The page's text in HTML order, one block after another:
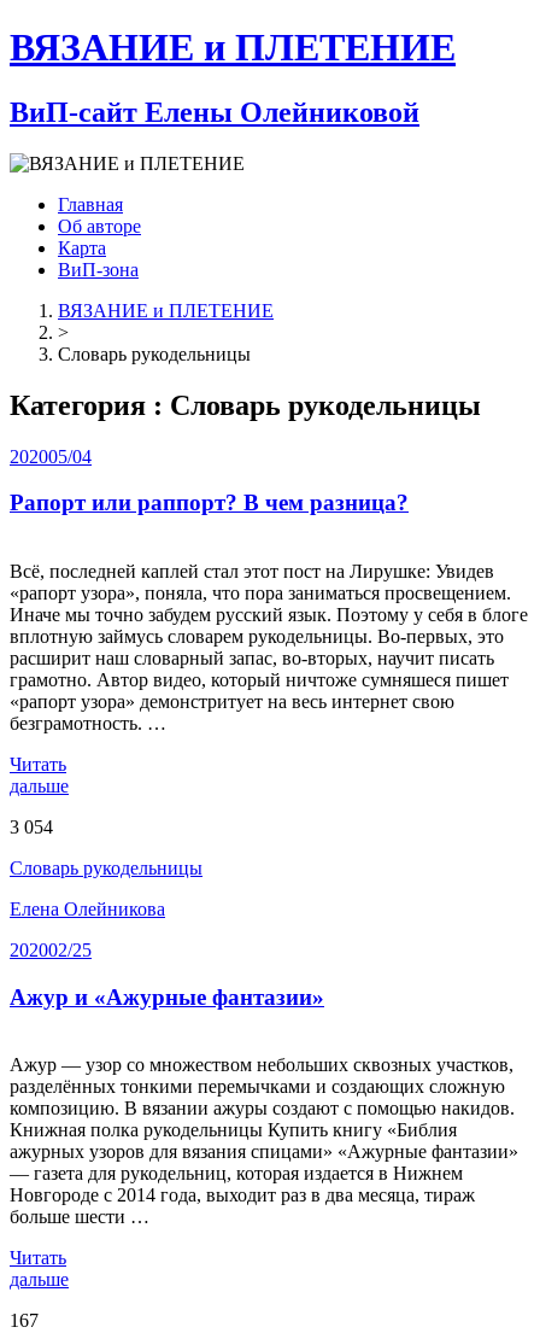
ВЯЗАНИЕ и ПЛЕТЕНИЕ
ВиП-сайт Елены Олейниковой
Главная
Об авторе
Карта
ВиП-зона
ВЯЗАНИЕ и ПЛЕТЕНИЕ
>
Словарь рукодельницы
Категория : Словарь рукодельницы
202005/04
Рапорт или раппорт? В чем разница?
Всё, последней каплей стал этот пост на Лирушке: Увидев
«рапорт узора», поняла, что пора заниматься просвещением.
Иначе мы точно забудем русский язык. Поэтому у себя в блоге
вплотную займусь словарем рукодельницы. Во-первых, это
расширит наш словарный запас, во-вторых, научит писать
грамотно. Автор видео, который ничтоже сумняшеся пишет
«рапорт узора» демонстритует на весь интернет свою
безграмотность. …
Читать
дальше
3 054
Словарь рукодельницы
Елена Олейникова
202002/25
Ажур и «Ажурные фантазии»
Ажур — узор со множеством небольших сквозных участков,
разделённых тонкими перемычками и создающих сложную
композицию. В вязании ажуры создают с помощью накидов.
Книжная полка рукодельницы Купить книгу «Библия
ажурных узоров для вязания спицами» «Ажурные фантазии»
— газета для рукодельниц, которая издается в Нижнем
Новгороде с 2014 года, выходит раз в два месяца, тираж
больше шести …
Читать
дальше
167